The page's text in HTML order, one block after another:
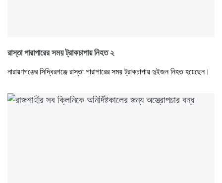
রাস্তা পারাপারের সময় ট্রাকচাপায় নিহত ২
নারায়ণগঞ্জের সিদ্ধিরগঞ্জে রাস্তা পারাপারের সময় ট্রাকচাপায় দুইজন নিহত হয়েছেন।